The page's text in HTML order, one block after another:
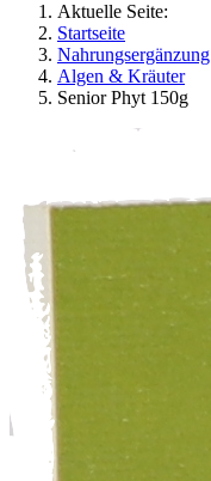
Aktuelle Seite:
Startseite
Nahrungsergänzung
Algen & Kräuter
Senior Phyt 150g